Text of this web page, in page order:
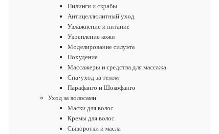
Пилинги и скрабы
Антицеллюлитный уход
Увлажнение и питание
Укрепление кожи
Моделирование силуэта
Похудение
Массажеры и средства для массажа
Спа-уход за телом
Парафанго и Шокофанго
Уход за волосами
Маски для волос
Кремы для волос
Сыворотки и масла